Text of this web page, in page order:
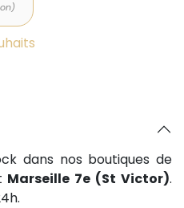
dans nos boutiques de
Marseille 7e (St Victor).